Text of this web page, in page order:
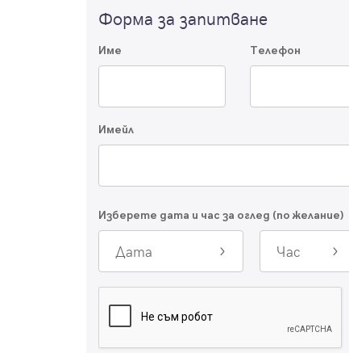
Форма за запитване
Име Телефон
Имейл
Изберете дата и час за оглед (по желание)
Дата Час